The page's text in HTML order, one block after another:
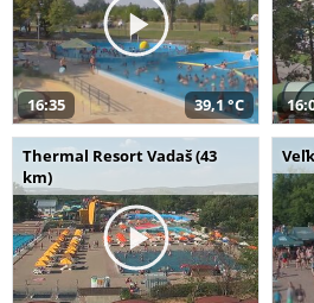
16:35 39,1 °C
Thermal Resort Vadaš (43
km)